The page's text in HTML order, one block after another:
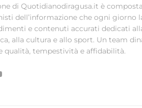
Utilizzare dati di
dispositivi in base a
Garantire la
di Quotidianodiragusa.it è
dell’informazione che ogni giorno
e contenuti accurati dedicati
alla cultura e allo sport. Un team
qualità, tempestività e affidabilità.